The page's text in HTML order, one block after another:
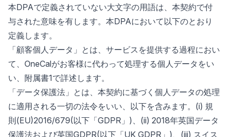
本DPAで定義されていない大文字の用語は、本契約で付
与された意味を有します。本DPAにおいて以下のとおり
定義します。
「顧客個人データ」とは、サービスを提供する過程におい
て、OneCalがお客様に代わって処理する個人データをい
い、附属書1で詳述します。
「データ保護法」とは、本契約に基づく個人データの処理
に適用される一切の法令をいい、以下を含みます。(i) 規
則(EU)2016/679(以下「GDPR」)、(ii) 2018年英国データ
保護法および英国GDPR(以下「UK GDPR」)、(iii) スイス